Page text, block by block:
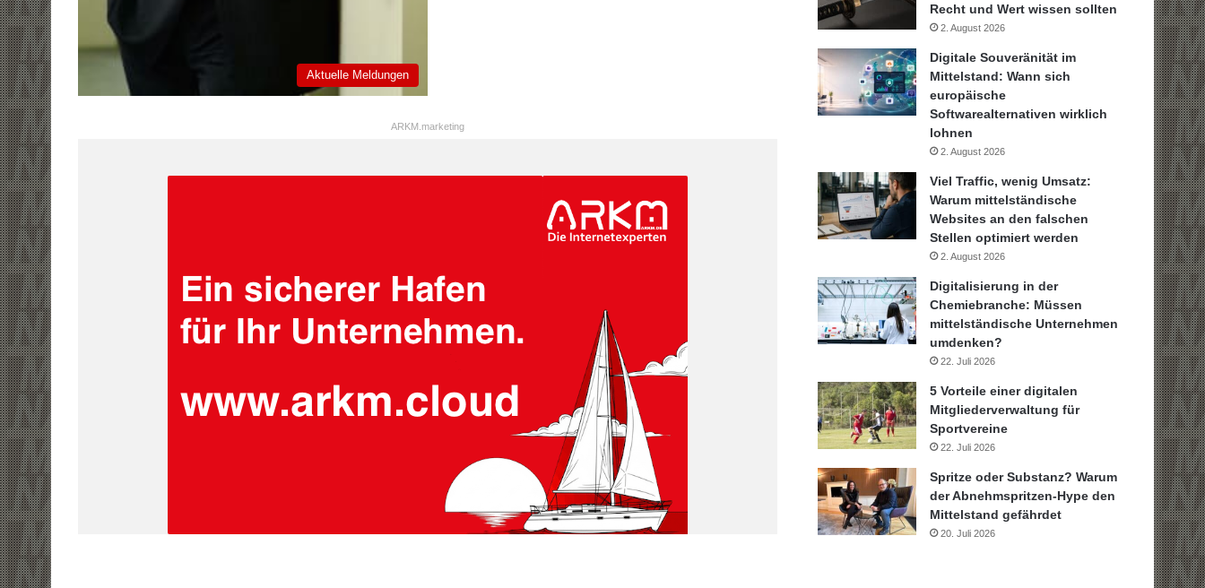
Aktuelle Meldungen
ARKM.marketing
Recht und Wert wissen sollten
2. August 2026
Digitale Souveränität im
Mittelstand: Wann sich
europäische
Softwarealternativen wirklich
lohnen
2. August 2026
Viel Traffic, wenig Umsatz:
Warum mittelständische
Websites an den falschen
Stellen optimiert werden
2. August 2026
Digitalisierung in der
Chemiebranche: Müssen
mittelständische Unternehmen
umdenken?
22. Juli 2026
5 Vorteile einer digitalen
Mitgliederverwaltung für
Sportvereine
22. Juli 2026
Spritze oder Substanz? Warum
der Abnehmspritzen-Hype den
Mittelstand gefährdet
20. Juli 2026